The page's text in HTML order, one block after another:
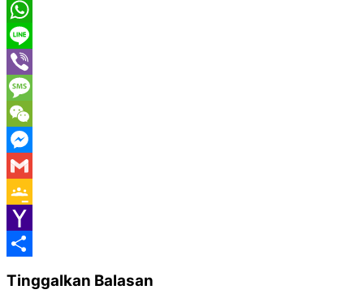
Pinterest
WhatsApp
Line
Viber
Message
WeChat
Messenger
Gmail
Google
Classroom
Yahoo
Tinggalkan Balasan